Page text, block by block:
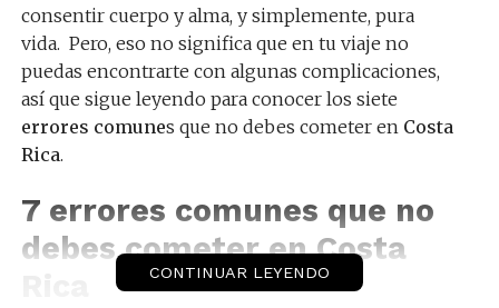
consentir cuerpo y alma, y simplemente, pura
vida. Pero, eso no significa que en tu viaje no
puedas encontrarte con algunas complicaciones,
así que sigue leyendo para conocer los siete
errores comunes que no debes cometer en Costa
Rica.
7 errores comunes que no
debes cometer en Costa
CONTINUAR LEYENDO